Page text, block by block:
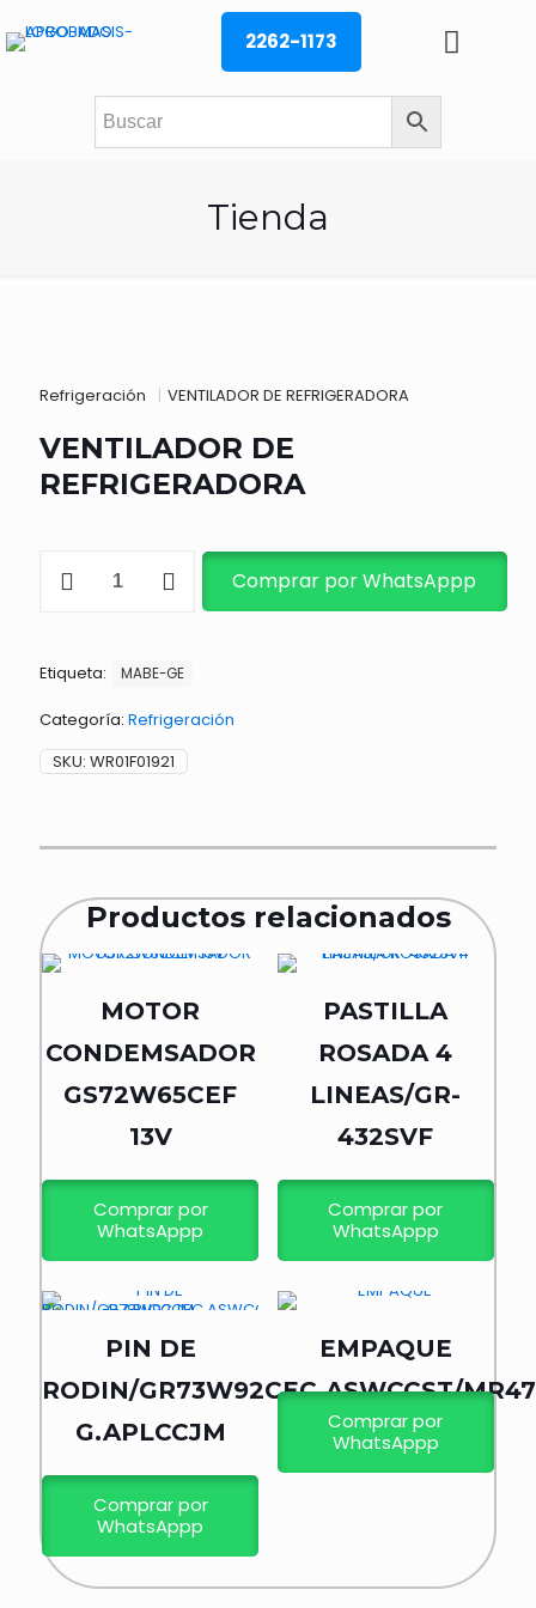
2262-1173
Tienda
Refrigeración | VENTILADOR DE REFRIGERADORA
VENTILADOR DE
REFRIGERADORA
Comprar por WhatsAppp
Etiqueta: MABE-GE
Categoría: Refrigeración
SKU: WR01F01921
Productos relacionados
MOTOR
CONDEMSADOR
GS72W65CEF
13V
Comprar por
WhatsAppp
PASTILLA
ROSADA 4
LINEAS/GR-
432SVF
Comprar por
WhatsAppp
PIN DE
RODIN/GR73W92CEC.ASWCCST/
G.APLCCJM
Comprar por
WhatsAppp
EMPAQUE
Comprar por
WhatsAppp